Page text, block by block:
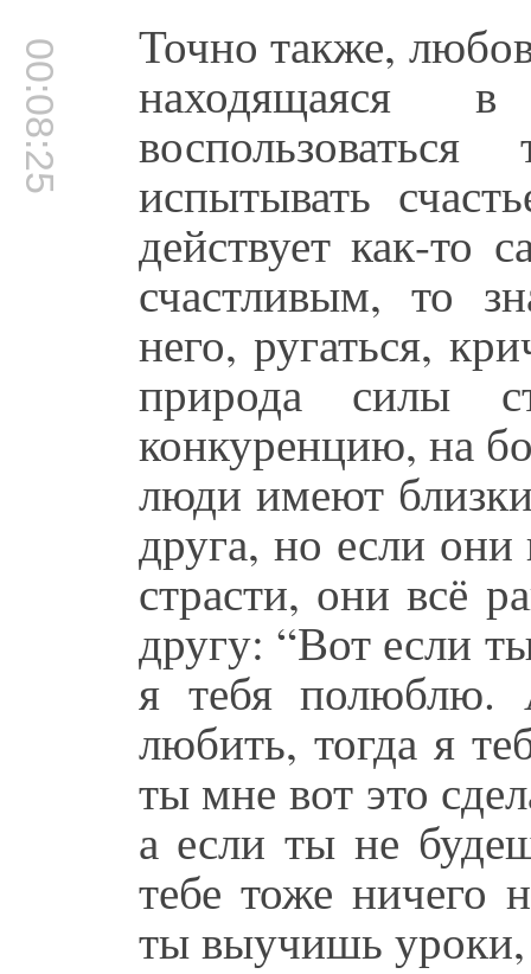
00:08:25 Точно также,
находящаяся
испытывать
действует как-то
счастливым, то
него, ругаться,
природа силы
конкуренцию, на
люди имеют
друга, но если
страсти, они всё
другу: “Вот если
я тебя
любить, тогда я
ты мне вот это
а если ты не
тебе тоже ничего
ты выучишь уроки,